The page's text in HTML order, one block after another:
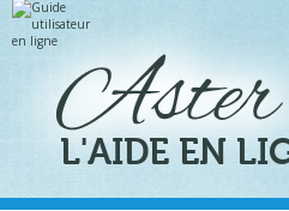
Aller
contenu.
navigation
Outils
personnels
L'AIDE EN